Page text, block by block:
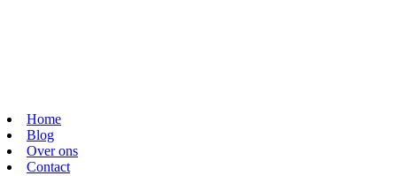
Home
Blog
Over ons
Contact